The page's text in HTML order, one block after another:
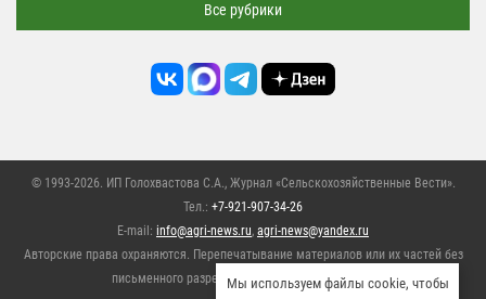
Все рубрики
© 1993-2026. ИП Голохвастова С.А., Журнал «Сельскохозяйственные Вести».
Тел.: +7-921-907-34-26
E-mail: info@agri-news.ru, agri-news@yandex.ru
Авторские права охраняются. Перепечатывание материалов или их частей без
письменного разрешения редакции запрещено,
Мы используем файлы cookie, чтобы